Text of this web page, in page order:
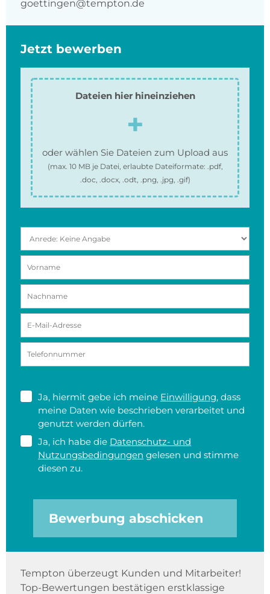
goettingen@tempton.de
Jetzt bewerben
Dateien hier hineinziehen
oder wählen Sie Dateien zum Upload aus
(max. 10 MBje Datei, erlaubte Dateiformate: .pdf,
.doc, .docx, .odt, .png, .jpg, .gif)
Ja, hiermit gebe ich meine Einwilligung, dass
meine Daten wie beschrieben verarbeitet und
genutzt werden dürfen.
Ja, ich habe die Datenschutz- und
Nutzungsbedingungen gelesen und stimme
diesen zu.
Bewerbung abschicken
Tempton überzeugt Kunden und Mitarbeiter!
Top-Bewertungen bestätigen erstklassige